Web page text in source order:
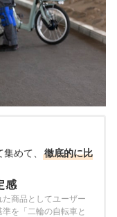
めて、
徹底的に比
感
商品としてユーザー
を「二輪の自転車と